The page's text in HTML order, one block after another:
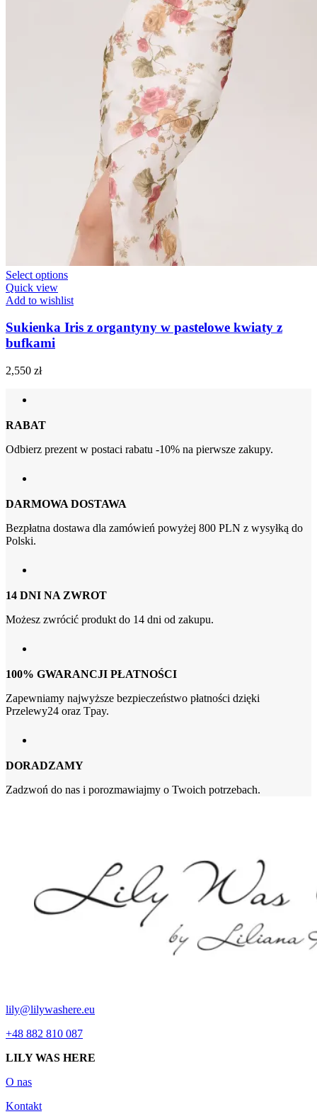
Select options
Quick view
Add to wishlist
Sukienka Iris z organtyny w pastelowe kwiaty z
bufkami
2,550 zł
RABAT
Odbierz prezent w postaci rabatu -10% na pierwsze zakupy.
DARMOWA DOSTAWA
Bezpłatna dostawa dla zamówień powyżej 800 PLN z wysyłką do
Polski.
14 DNI NA ZWROT
Możesz zwrócić produkt do 14 dni od zakupu.
100% GWARANCJI PŁATNOŚCI
Zapewniamy najwyższe bezpieczeństwo płatności dzięki
Przelewy24 oraz Tpay.
DORADZAMY
Zadzwoń do nas i porozmawiajmy o Twoich potrzebach.
lily@lilywashere.eu
+48 882 810 087
LILY WAS HERE
O nas
Kontakt